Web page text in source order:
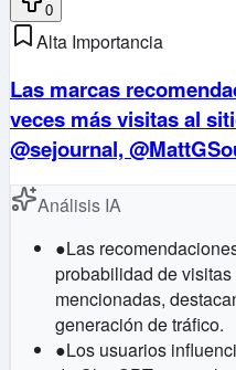
0
Alta Importancia
Las marcas
veces más visitas al
@sejournal,
Análisis IA
●Las
probabilidad de
mencionadas,
generación de tráfico.
●Los usuarios